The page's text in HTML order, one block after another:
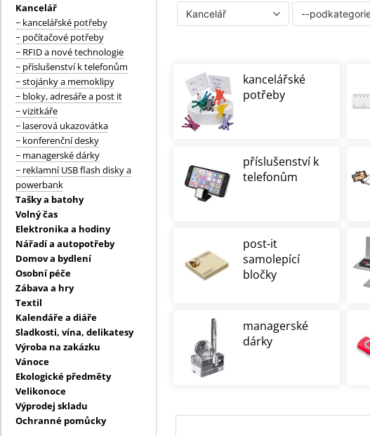
Kancelář
− kancelářské potřeby
− počítačové potřeby
− RFID a nové technologie
− příslušenství k telefonům
− stojánky a memoklipy
− bloky, adresáře a post it
− vizitkáře
− laserová ukazovátka
− konferenční desky
− managerské dárky
− reklamní USB flash disky a
powerbank
Tašky a batohy
Volný čas
Elektronika a hodiny
Nářadí a autopotřeby
Domov a bydlení
Osobní péče
Zábava a hry
Textil
Kalendáře a diáře
Sladkosti, vína, delikatesy
Výroba na zakázku
Vánoce
Ekologické předměty
Velikonoce
Výprodej skladu
Ochranné pomůcky
kancelářské
potřeby
příslušenství k
telefonům
post-it
samolepící
bločky
managerské
dárky